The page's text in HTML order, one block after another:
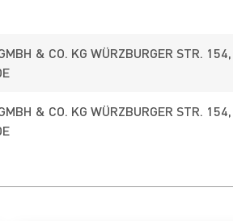
& CO. KG WÜRZBURGER STR.
& CO. KG WÜRZBURGER STR.